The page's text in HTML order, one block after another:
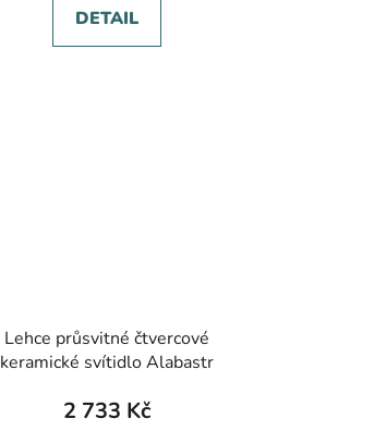
DETAIL
Lehce průsvitné čtvercové
keramické svítidlo Alabastr
2 733 Kč